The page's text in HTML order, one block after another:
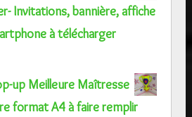
Invitations, bannière, affiche
à télécharger
up Meilleure Maîtresse
format A4 à faire remplir